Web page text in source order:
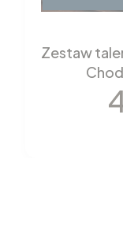
Zestaw